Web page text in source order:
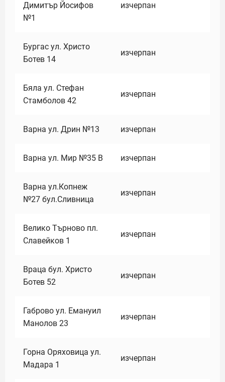
Димитър Йосифов
№1
изчерпан
Бургас ул. Христо
Ботев 14
изчерпан
Бяла ул. Стефан
Стамболов 42
изчерпан
Варна ул. Дрин №13 изчерпан
Варна ул. Мир №35 В изчерпан
Варна ул.Копнеж
№27 бул.Сливница
изчерпан
Велико Търново пл.
Славейков 1
изчерпан
Враца бул. Христо
Ботев 52
изчерпан
Габрово ул. Емануил
Манолов 23
изчерпан
Горна Оряховица ул.
Мадара 1
изчерпан